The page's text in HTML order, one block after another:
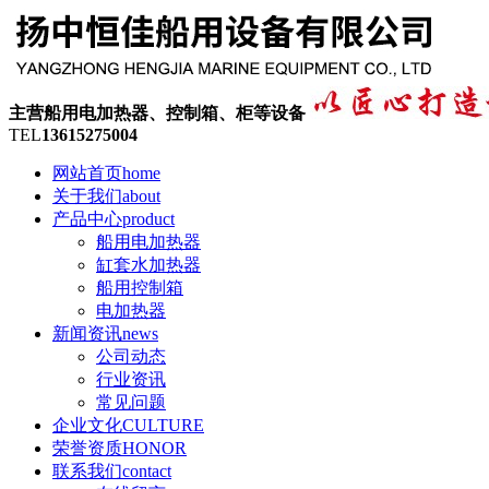
主营船用电加热器、控制箱、柜等设备
TEL13615275004
网站首页home
关于我们about
产品中心product
船用电加热器
缸套水加热器
船用控制箱
电加热器
新闻资讯news
公司动态
行业资讯
常见问题
企业文化CULTURE
荣誉资质HONOR
联系我们contact